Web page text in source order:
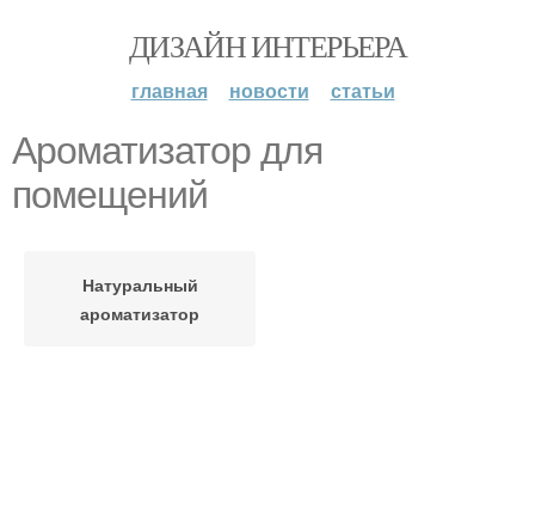
ДИЗАЙН ИНТЕРЬЕРА
главная новости статьи
Ароматизатор для
помещений
Натуральный
ароматизатор